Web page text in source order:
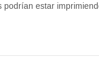
estar